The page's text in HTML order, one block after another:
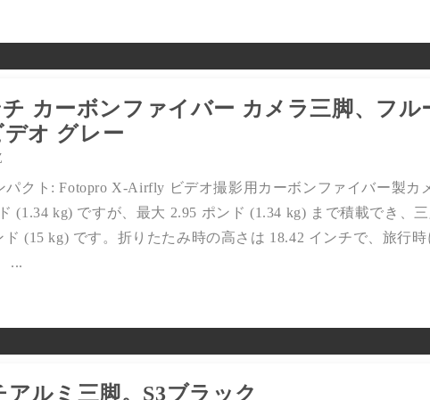
高評価
質と性能で信頼されている、当
の最高評価の製品をご覧くださ
。
すぐ見る >>
い。
今すぐ見
のお買い得品
チ カーボンファイバー カメラ三脚、フル
オ グレー
パクト: Fotopro X-Airfly ビデオ撮影用カーボンファイバー製カ
(1.34 kg) ですが、最大 2.95 ポンド (1.34 kg) まで積載でき、
ド (15 kg) です。折りたたみ時の高さは 18.42 インチで、旅行
...
アルミ三脚。S3ブラック